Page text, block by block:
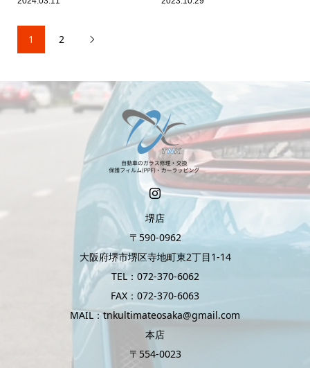
1 2 
堺店
〒590-0962
大阪府堺市堺区寺地町東2丁目1-14
TEL：072-370-6062
FAX：072-370-6063
MAIL：tnkultimateosaka@gmail.com
本店
〒554-0023